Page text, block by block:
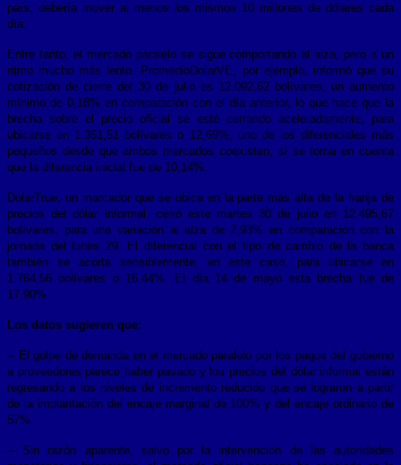
país, debería mover al menos los mismos 10 millones de dólares cada
día.
Entre tanto, el mercado paralelo se sigue comportando al alza, pero a un
ritmo mucho más lento. PromedioDolarVE, por ejemplo, informó que su
cotización de cierre del 30 de julio es 12.092,62 bolívares, un aumento
mínimo de 0,18% en comparación con el día anterior, lo que hace que la
brecha sobre el precio oficial se esté cerrando aceleradamente, para
ubicarse en 1.361,51 bolívares o 12,69%, uno de los diferenciales más
pequeños desde que ambos mercados coexisten, si se toma en cuenta
que la diferencia inicial fue de 10,14%.
DolarTrue, un marcador que se ubica en la parte más alta de la franja de
precios del dólar informal, cerró este martes 30 de julio en 12.495,67
bolívares, para una variación al alza de 2,93% en comparación con la
jornada del lunes 29. El diferencial con el tipo de cambio de la banca
también se acorta sensiblemente, en este caso, para ubicarse en
1.764,56 bolívares o 16,44%. El día 14 de mayo esta brecha fue de
17,90%.
Los datos sugieren que:
– El golpe de demanda en el mercado paralelo por los pagos del gobierno
a proveedores parece haber pasado y los precios del dólar informal están
regresando a los niveles de incremento reducido que se lograron a partir
de la implantación del encaje marginal de 100% y del encaje ordinario de
57%.
–
Sin razón aparente, salvo por la intervención de las autoridades